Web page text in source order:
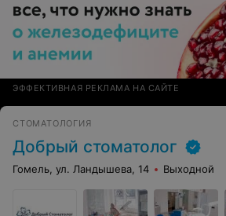
ЭФФЕКТИВНАЯ РЕКЛАМА НА САЙТЕ
СТОМАТОЛОГИЯ
Добрый стоматолог
Гомель, ул. Ландышева, 14 Выходной